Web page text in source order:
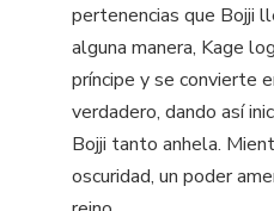
pertenencias que Bojji
alguna manera, Kage
príncipe y se convierte
verdadero, dando así
Bojji tanto anhela.
oscuridad, un poder